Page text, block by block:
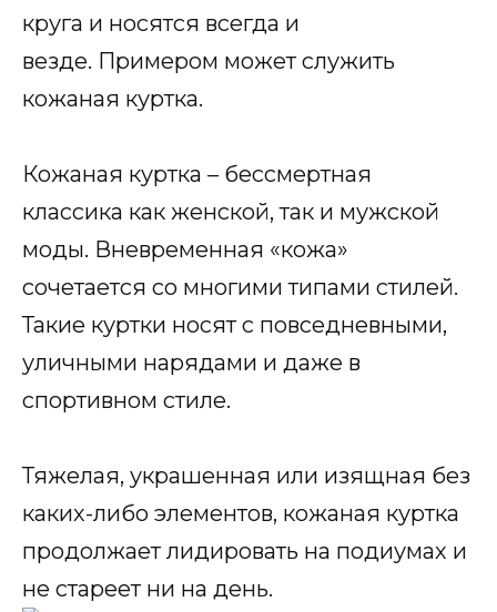
круга и носятся всегда и
везде. Примером может служить
кожаная куртка.
Кожаная куртка – бессмертная
классика как женской, так и мужской
моды. Вневременная «кожа»
сочетается со многими типами стилей.
Такие куртки носят с повседневными,
уличными нарядами и даже в
спортивном стиле.
Тяжелая, украшенная или изящная без
каких-либо элементов, кожаная куртка
продолжает лидировать на подиумах и
не стареет ни на день.